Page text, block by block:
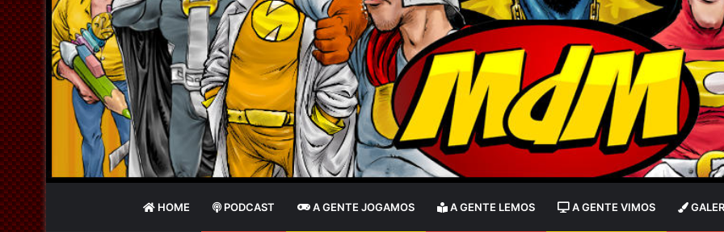
HOME PODCAST A GENTE JOGAMOS A GENTE LEMOS A GENTE VIMOS